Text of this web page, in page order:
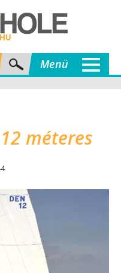
Menü
méteres